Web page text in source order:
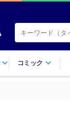
コミック